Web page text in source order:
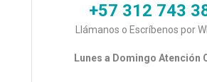
+57 312 743
Llámanos o Escríbenos por
Lunes a Domingo Atención